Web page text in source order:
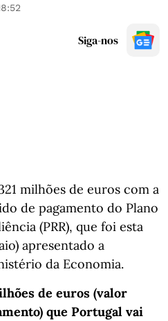
Siga-nos
milhões de euros com a
de pagamento do Plano
(PRR), que foi esta
apresentado a
da Economia.
de euros (valor
que Portugal vai